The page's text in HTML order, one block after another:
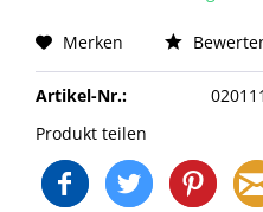
Merken
Artikel-Nr.:
Produkt teilen